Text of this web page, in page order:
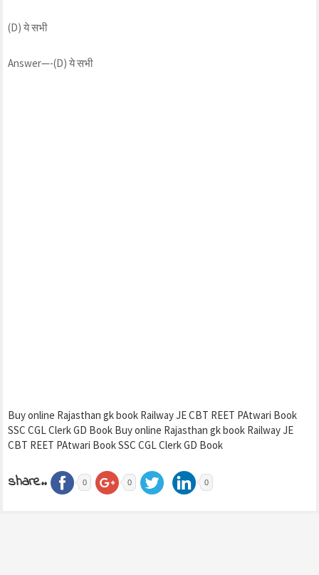
(D) ये सभी
Answer—-(D) ये सभी
Buy online Rajasthan gk book Railway JE CBT REET PAtwari Book
SSC CGL Clerk GD Book Buy online Rajasthan gk book Railway JE
CBT REET PAtwari Book SSC CGL Clerk GD Book
share.. 0 0 0